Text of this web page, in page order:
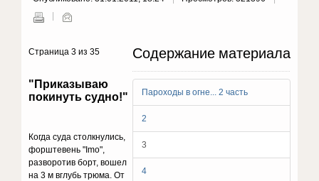
Содержание материала
Пароходы в огне... 2 часть
2
3
4
Страница 3 из 35
"Приказываю
покинуть судно!"
Когда суда столкнулись,
форштевень "Imo",
разворотив борт, вошел
на 3 м вглубь трюма. От